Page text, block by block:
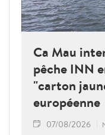
Ca Mau
pêche INN
"carton
européenne
07/08/2026